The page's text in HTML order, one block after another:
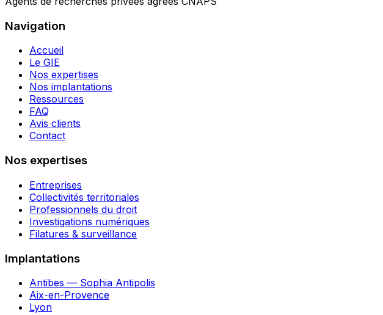
Navigation
Accueil
Le GIE
Nos expertises
Nos implantations
Ressources
FAQ
Avis clients
Contact
Nos expertises
Entreprises
Collectivités territoriales
Professionnels du droit
Investigations numériques
Filatures & surveillance
Implantations
Antibes — Sophia Antipolis
Aix-en-Provence
Lyon